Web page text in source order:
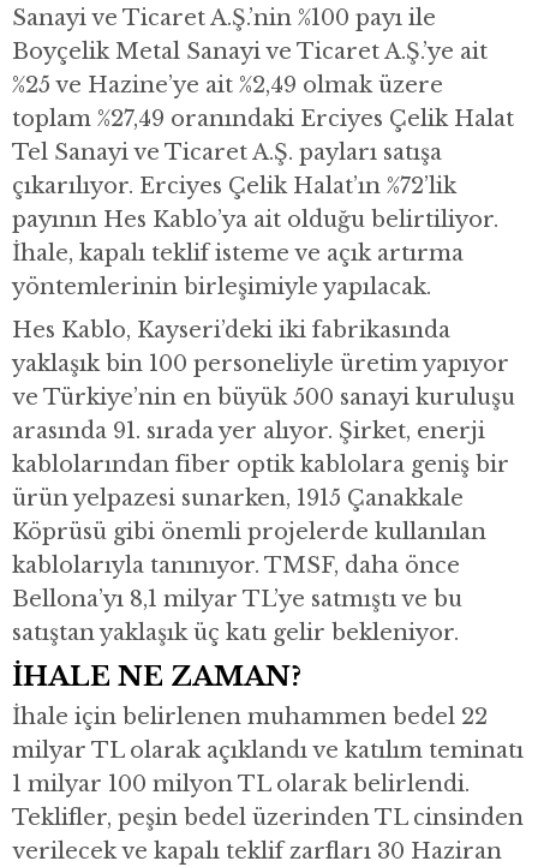
Sanayi ve Ticaret A.Ş.’nin %100 payı ile
Boyçelik Metal Sanayi ve Ticaret A.Ş.’ye ait
%25 ve Hazine’ye ait %2,49 olmak üzere
toplam %27,49 oranındaki Erciyes Çelik Halat
Tel Sanayi ve Ticaret A.Ş. payları satışa
çıkarılıyor. Erciyes Çelik Halat’ın %72’lik
payının Hes Kablo’ya ait olduğu belirtiliyor.
İhale, kapalı teklif isteme ve açık artırma
yöntemlerinin birleşimiyle yapılacak.
Hes Kablo, Kayseri’deki iki fabrikasında
yaklaşık bin 100 personeliyle üretim yapıyor
ve Türkiye’nin en büyük 500 sanayi kuruluşu
arasında 91. sırada yer alıyor. Şirket, enerji
kablolarından fiber optik kablolara geniş bir
ürün yelpazesi sunarken, 1915 Çanakkale
Köprüsü gibi önemli projelerde kullanılan
kablolarıyla tanınıyor. TMSF, daha önce
Bellona’yı 8,1 milyar TL’ye satmıştı ve bu
satıştan yaklaşık üç katı gelir bekleniyor.
İHALE NE ZAMAN?
İhale için belirlenen muhammen bedel 22
milyar TL olarak açıklandı ve katılım teminatı
1 milyar 100 milyon TL olarak belirlendi.
Teklifler, peşin bedel üzerinden TL cinsinden
verilecek ve kapalı teklif zarfları 30 Haziran